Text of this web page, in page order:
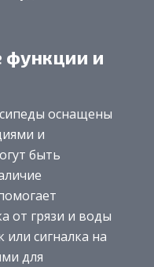
функции и
оснащены
и
быть
от грязи и воды
или сигналка на
для